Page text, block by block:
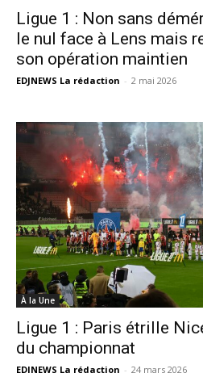
Ligue 1 : Non sans
le nul face à Lens mais
son opération maintien
EDJNEWS La rédaction - 2 mai 2026
À la Une
Ligue 1 : Paris étrille
du championnat
EDJNEWS La rédaction - 24 mars 2026